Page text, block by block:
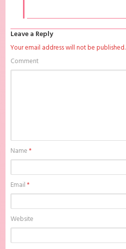
Leave a Reply
Your email address will not be published.
Comment
Name*
Email*
Website